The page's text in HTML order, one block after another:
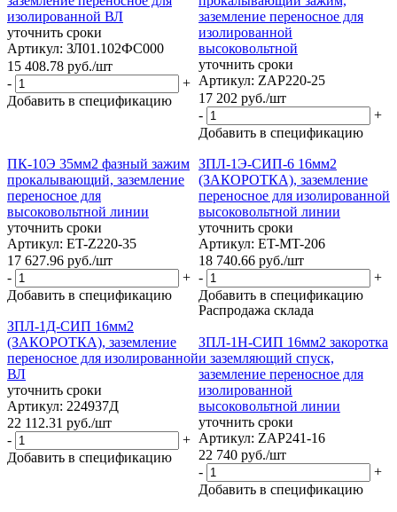
изолированной ВЛ
уточнить сроки
Артикул: ЗЛ01.102ФС000
15 408.78 руб./шт
-
+
Добавить в спецификацию
заземление переносное для
изолированной
высоковольтной
уточнить сроки
Артикул: ZAP220-25
17 202 руб./шт
-
+
Добавить в спецификацию
ПК-10Э 35мм2 фазный зажим
прокалывающий, заземление
переносное для
высоковольтной линии
уточнить сроки
Артикул: ET-Z220-35
17 627.96 руб./шт
-
+
Добавить в спецификацию
ЗПЛ-1Э-СИП-6 16мм2
(ЗАКОРОТКА), заземление
переносное для изолированной
высоковольтной линии
уточнить сроки
Артикул: ET-MT-206
18 740.66 руб./шт
-
+
Добавить в спецификацию
ЗПЛ-1Д-СИП 16мм2
(ЗАКОРОТКА), заземление
переносное для изолированной
ВЛ
уточнить сроки
Артикул: 224937Д
22 112.31 руб./шт
-
+
Добавить в спецификацию
Распродажа склада
ЗПЛ-1Н-СИП 16мм2 закоротка
и заземляющий спуск,
заземление переносное для
изолированной
высоковольтной линии
уточнить сроки
Артикул: ZAP241-16
22 740 руб./шт
-
+
Добавить в спецификацию